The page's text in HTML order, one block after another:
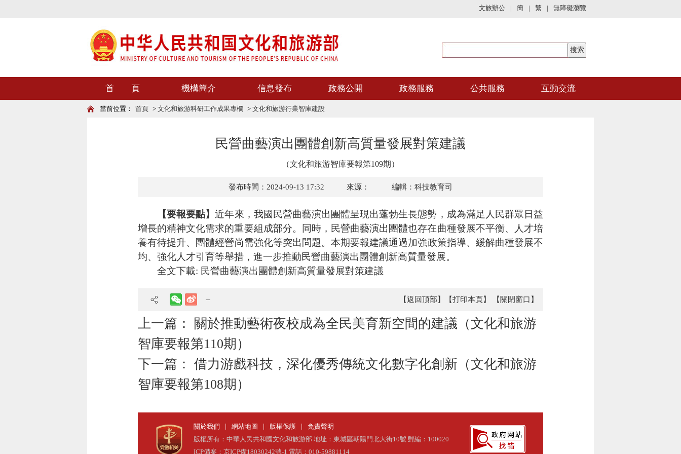
文旅辦公 | 簡 | 繁 | 無障礙瀏覽
首 頁 機構簡介 信息發布 政務公開 政務服務 公共服務 互動交流
當前位置： 首頁 > 文化和旅游科研工作成果專欄 > 文化和旅游行業智庫建設
民營曲藝演出團體創新高質量發展對策建議
（文化和旅游智庫要報第109期）
發布時間：2024-09-13 17:32 來源： 編輯：科技教育司
【要報要點】近年來，我國民營曲藝演出團體呈現出蓬勃生長態勢，成為滿足人民群眾日益
增長的精神文化需求的重要組成部分。同時， 民營曲藝演出團體也存在曲種發展不平衡、
人才培
養有待提升、 團體經營尚需強化等突出問題。本期要報建議通過加強政策指導、 緩解曲種發展不
均、 強化人才引育等舉措，進一步推動民營曲藝演出團體創新高質量發展。
全文下載: 民營曲藝演出團體創新高質量發展對策建議
【返回頂部】 【打印本頁】 【關閉窗口】
上一篇： 關於推動藝術夜校成為全民美育新空間的建議（文化和旅游
智庫要報第110期）
下一篇： 借力游戲科技，深化優秀傳統文化數字化創新（文化和旅游
智庫要報第108期）